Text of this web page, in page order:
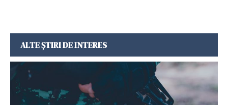
ALTE ȘTIRI DE INTERES